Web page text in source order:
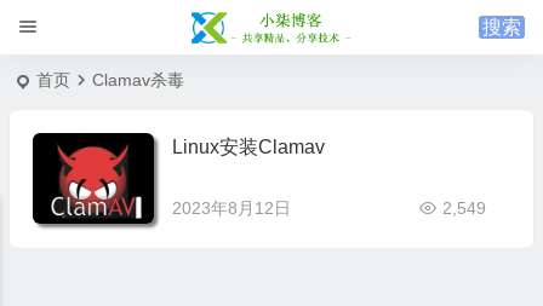
首页 Clamav杀毒
Linux安装Clamav
2023年8月12日 2,549